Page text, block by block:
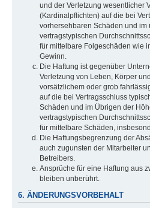
und der Verletzung wesentlicher
(Kardinalpflichten) auf die bei
vorhersehbaren Schäden und
vertragstypischen
für mittelbare Folgeschäden wie
Gewinn.
Die Haftung ist gegenüber
Verletzung von Leben, Körper
vorsätzlichem oder grob
auf die bei Vertragsschluss
Schäden und im Übrigen der
vertragstypischen
für mittelbare Schäden,
Die Haftungsbegrenzung der
auch zugunsten der Mitarbeiter
Betreibers.
Ansprüche für eine Haftung aus
bleiben unberührt.
6. ÄNDERUNGSVORBEHALT